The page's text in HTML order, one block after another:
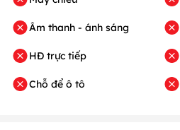
Âm thanh - ánh sáng
HĐ trực tiếp
Chỗ để ô tô